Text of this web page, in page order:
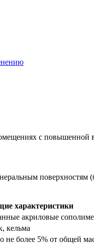
с повышенной
поверхностям
характеристики
акриловые
кельма
не более 5% от общей